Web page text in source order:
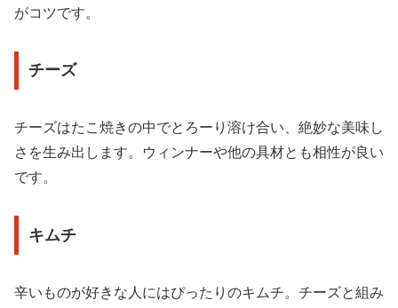
がコツです。
チーズ
チーズはたこ焼きの中でとろーり溶け合い、絶妙な美味し
さを生み出します。ウィンナーや他の具材とも相性が良い
です。
キムチ
辛いものが好きな人にはぴったりのキムチ。チーズと組み